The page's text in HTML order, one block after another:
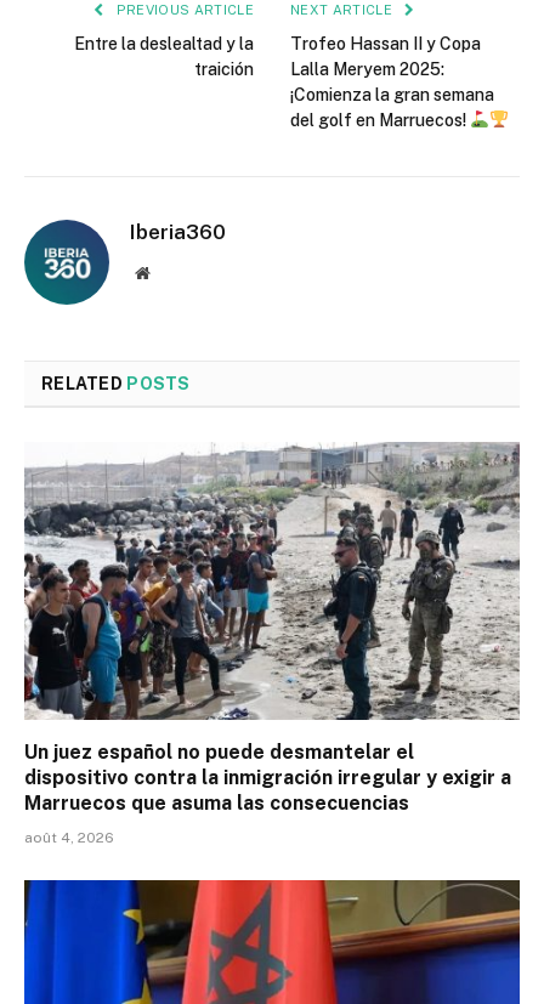
PREVIOUS ARTICLE
Entre la deslealtad y la
traición
NEXT ARTICLE
Trofeo Hassan II y Copa
Lalla Meryem 2025:
¡Comienza la gran semana
del golf en Marruecos!
Iberia360
Website
RELATED POSTS
Un juez español no puede desmantelar el
dispositivo contra la inmigración irregular y exigir a
Marruecos que asuma las consecuencias
août 4, 2026